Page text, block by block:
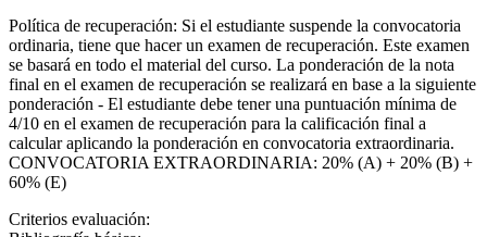
Política de recuperación: Si el estudiante suspende la convocatoria
ordinaria, tiene que hacer un examen de recuperación. Este examen
se basará en todo el material del curso. La ponderación de la nota
final en el examen de recuperación se realizará en base a la siguiente
ponderación - El estudiante debe tener una puntuación mínima de
4/10 en el examen de recuperación para la calificación final a
calcular aplicando la ponderación en convocatoria extraordinaria.
CONVOCATORIA EXTRAORDINARIA: 20% (A) + 20% (B) +
60% (E)
Criterios evaluación: